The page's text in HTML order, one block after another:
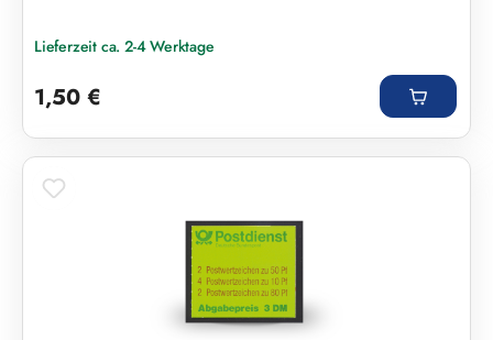
Lieferzeit ca. 2-4 Werktage
1,50 €